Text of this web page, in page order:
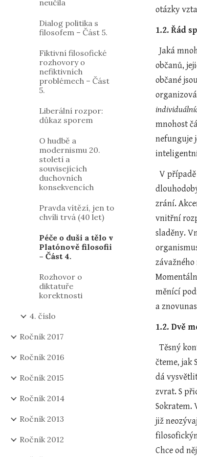
neučila
Dialog politika s
filosofem – Část 5.
Fiktivní filosofické
rozhovory o
nefiktivních
problémech – Část
5.
Liberální rozpor:
důkaz sporem
O hudbě a
modernismu 20.
století a
souvisejících
duchovních
konsekvencích
Pravda vítězí, jen to
chvíli trvá (40 let)
Péče o duši a tělo v
Platónově filosofii
– Část 4.
Rozhovor o
diktatuře
korektnosti
4. číslo
Ročník 2017
Ročník 2016
Ročník 2015
Ročník 2014
Ročník 2013
Ročník 2012
otázky
1.2. Řád
Jaká
občanů,
občané
mnohost
nefunguje
  V případě spravedlnost je tedy o inteligentní správě lidského života v rozměru individuálním i společenském. Jde o
zrání.
vnitřní
sladěny.
měnící
a
1.2. Dvě
Těsný
čteme, jak
dá
zvrat. S
Sokratem.
již
Chce od